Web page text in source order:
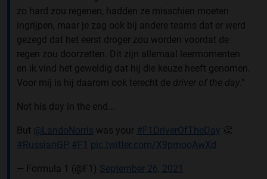
zo hard zou regenen, hadden ze misschien moeten
ingrijpen, maar je zag ook bij andere teams dat er werd
gezegd dat het eerst droger zou worden voordat de
regen zou doorzetten. Dit zijn allemaal leermomenten
en ik vind het geweldig dat hij die keuze heeft genomen.
Voor mij is hij daarom ook terecht de driver of the day ."
Not his day in the end...
But @LandoNorris was your #F1DriverOfTheDay 👏
#RussianGP #F1 pic.twitter.com/X9pmooAwXd
— Formula 1 (@F1) September 26, 2021